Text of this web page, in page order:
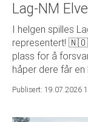
Lag-NM
I helgen spilles
representert!
plass for å
håper dere får
Publisert: 19.07.2026